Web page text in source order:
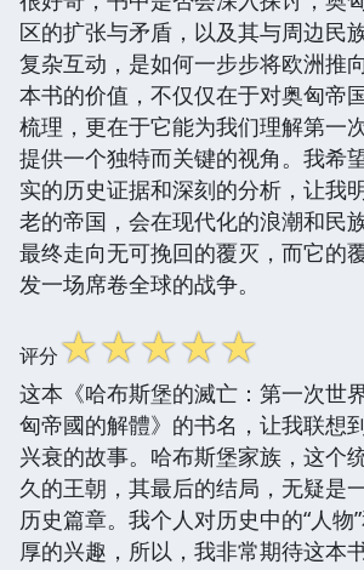
区的扩张与矛盾，以及其与周边民
复杂互动，是如何一步步将欧洲推
本书的价值，不仅仅在于对奥匈帝
梳理，更在于它能为我们理解第一
提供一个独特而关键的视角。我希
实的历史证据和深刻的分析，让我
老的帝国，会在现代化的浪潮和民
最终走向无可挽回的覆灭，而它的
发一场席卷全球的战争。
评分☆☆☆☆☆
这本《哈布斯堡的滅亡：第一次世
匈帝國的解體》的书名，让我联想
兴衰的故事。哈布斯堡家族，这个
久的王朝，其最后的结局，无疑是
历史篇章。我个人对历史中的“人物
厚的兴趣，所以，我非常期待这本